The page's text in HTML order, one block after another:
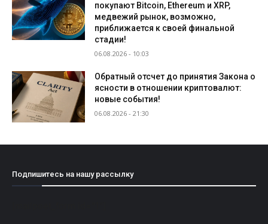
покупают Bitcoin, Ethereum и XRP,
медвежий рынок, возможно,
приближается к своей финальной
стадии!
06.08.2026 - 10:03
Обратный отсчет до принятия Закона о
ясности в отношении криптовалют:
новые события!
06.08.2026 - 21:30
Подпишитесь на нашу рассылку